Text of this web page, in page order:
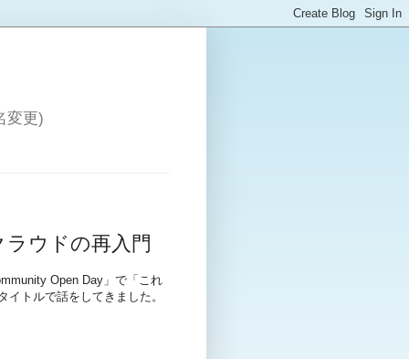
変更)
ウドの再入門
Open Day」で「これ
トルで話をしてきました。